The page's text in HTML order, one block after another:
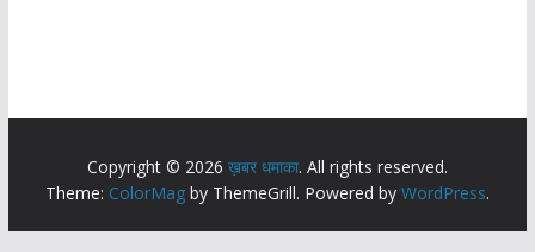
Copyright © 2026 ख़बर धमाका. All rights reserved.
Theme: ColorMagby ThemeGrill. Powered by WordPress.